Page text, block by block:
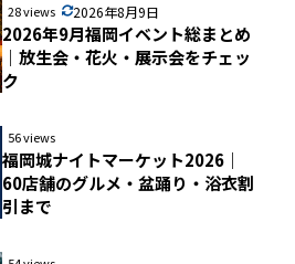
28 views 2026年8月9日
2026年9月福岡イベント総まとめ
｜放生会・花火・展示会をチェッ
ク
56 views
福岡城ナイトマーケット2026｜
60店舗のグルメ・盆踊り・浴衣割
引まで